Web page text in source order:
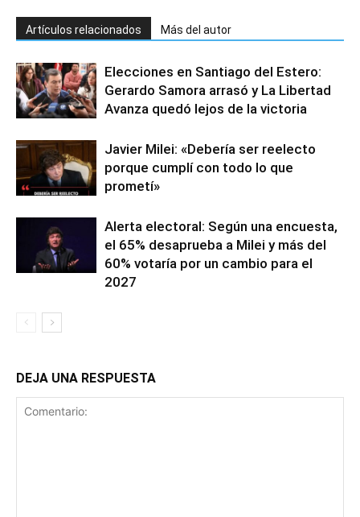
Artículos relacionados Más del autor
Elecciones en Santiago del Estero:
Gerardo Samora arrasó y La Libertad
Avanza quedó lejos de la victoria
Javier Milei: «Debería ser reelecto
porque cumplí con todo lo que
prometí»
Alerta electoral: Según una encuesta,
el 65% desaprueba a Milei y más del
60% votaría por un cambio para el
2027
DEJA UNA RESPUESTA